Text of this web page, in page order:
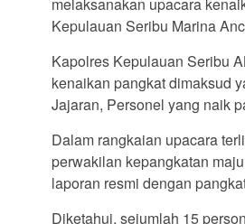
Kepulauan Seribu Marina
Kapolres Kepulauan Seribu
kenaikan pangkat dimaksud
Jajaran, Personel yang naik
Dalam rangkaian upacara
perwakilan kepangkatan
laporan resmi dengan
Diketahui, sejumlah 15